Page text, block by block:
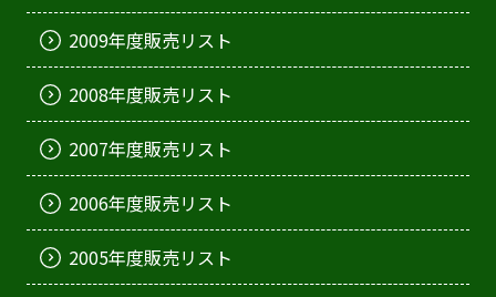
2009年度販売リスト
2008年度販売リスト
2007年度販売リスト
2006年度販売リスト
2005年度販売リスト